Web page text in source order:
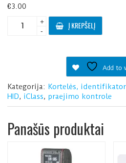
€3.00
produkto
kiekis:
+
-
Į KREPŠELĮ
Add to
Kategorija: Kortelės,
HID, iClass, praejimo kontrole
Panašūs produktai